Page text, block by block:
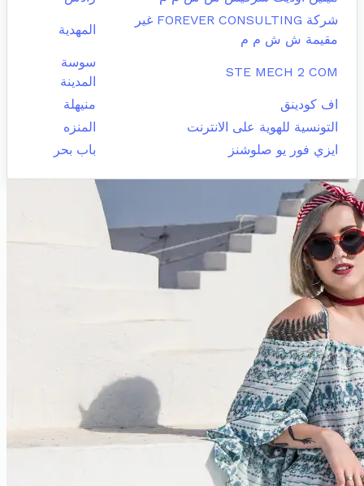
شركة FOREVER CONSULTING غير
مقيمة ش ش م م
المهدية
STE MECH 2 COM
سوسة
المدينة
اف كودينق
منيهلة
التونسية للهوية على الانترنت
المنزه
ايزي فور يو صلوشنز
باب بحر